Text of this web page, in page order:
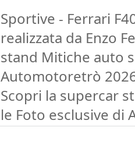
Sportive - Ferrari
realizzata da Enzo
stand Mitiche auto
Automotoretrò
Scopri la supercar
le Foto esclusive di